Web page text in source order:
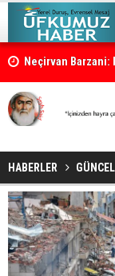
Neçirvan
HABERLER GÜNCEL